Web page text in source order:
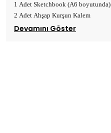
1 Adet Sketchbook (A6 boyutunda)
2 Adet Ahşap Kurşun Kalem
Devamını Göster